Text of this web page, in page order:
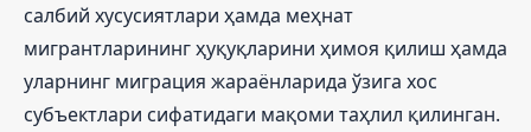
салбий хусусиятлари ҳамда меҳнат
мигрантларининг ҳуқуқларини ҳимоя қилиш ҳамда
уларнинг миграция жараёнларида ўзига хос
субъектлари сифатидаги мақоми таҳлил қилинган.